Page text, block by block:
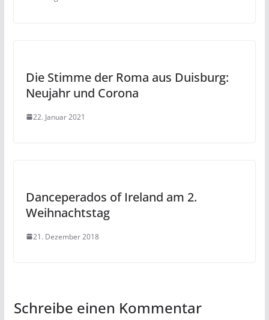
Die Stimme der Roma aus Duisburg:
Neujahr und Corona
22. Januar 2021
Danceperados of Ireland am 2.
Weihnachtstag
21. Dezember 2018
Schreibe einen Kommentar